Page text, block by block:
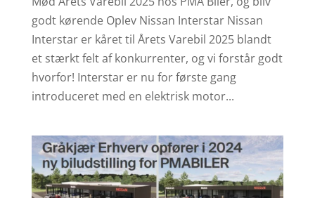
godt kørende Oplev Nissan Interstar Nissan
Interstar er kåret til Årets Varebil 2025 blandt
et stærkt felt af konkurrenter, og vi forstår godt
hvorfor! Interstar er nu for første gang
introduceret med en elektrisk motor...